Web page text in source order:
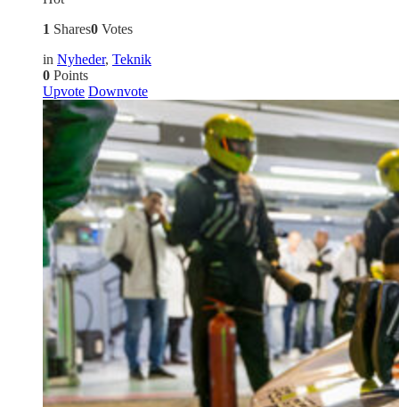
1 Shares0 Votes
in Nyheder, Teknik
0 Points
Upvote Downvote